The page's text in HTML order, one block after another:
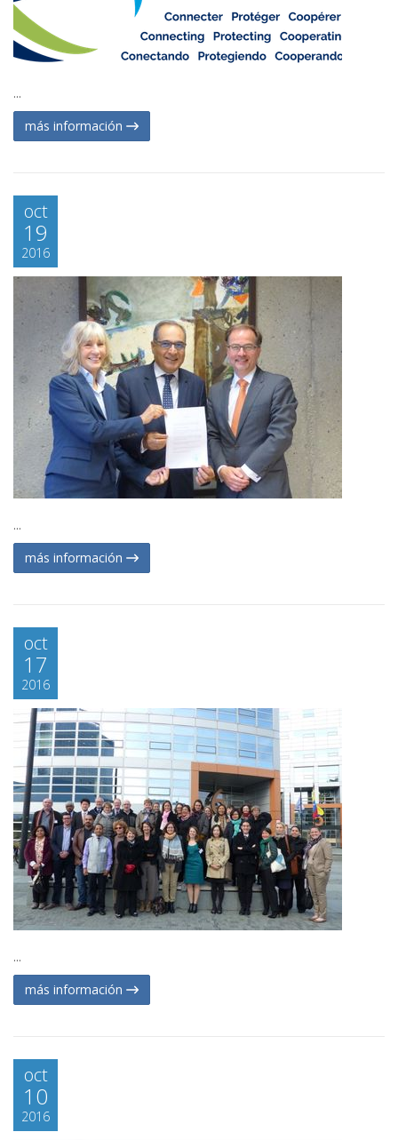
...
más información
oct
19
2016
...
más información
oct
17
2016
...
más información
oct
10
2016